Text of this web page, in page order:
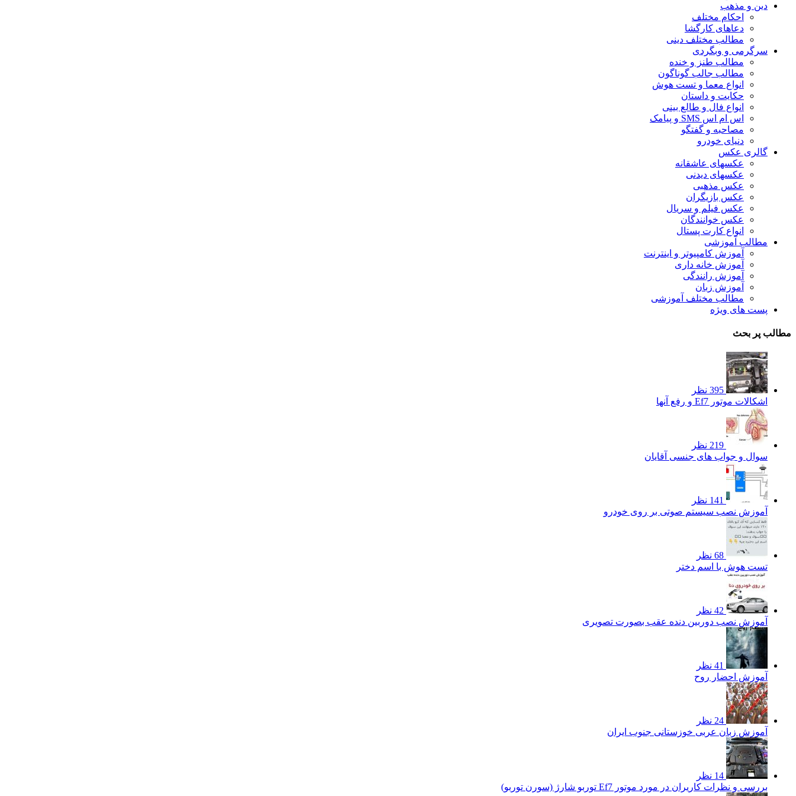
دین و مذهب
احکام مختلف
دعاهای کارگشا
مطالب مختلف دینی
سرگرمی و وبگردی
مطالب طنز و خنده
مطالب جالب گوناگون
انواع معما و تست هوش
حکایت و داستان
انواع فال و طالع بینی
اس ام اس SMS و پیامک
مصاحبه و گفتگو
دنیای خودرو
گالری عکس
عکسهای عاشقانه
عکسهای دیدنی
عکس مذهبی
عکس بازیگران
عکس فیلم و سریال
عکس خوانندگان
انواع کارت پستال
مطالب آموزشی
آموزش کامپیوتر و اینترنت
آموزش خانه داری
آموزش رانندگی
آموزش زبان
مطالب مختلف آموزشی
پست های ویژه
مطالب پر بحث
395 نظر
اشکالات موتور Ef7 و رفع آنها
219 نظر
سوال و جواب های جنسی آقایان
141 نظر
آموزش نصب سیستم صوتی بر روی خودرو
68 نظر
تست هوش با اسم دختر
42 نظر
آموزش نصب دوربین دنده عقب بصورت تصویری
41 نظر
آموزش احضار روح
24 نظر
آموزش زبان عربی خوزستانی جنوب ایران
14 نظر
بررسی و نظرات کاریران در مورد موتور Ef7 توربو شارژ (سورن توربو)